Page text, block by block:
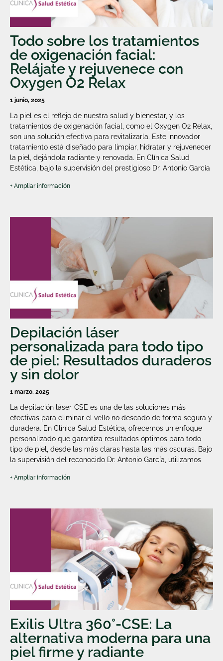
Todo sobre los tratamientos
de oxigenación facial:
Relájate y rejuvenece con
Oxygen O2 Relax
1 junio, 2025
La piel es el reflejo de nuestra salud y bienestar, y los
tratamientos de oxigenación facial, como el Oxygen O2 Relax,
son una solución efectiva para revitalizarla. Este innovador
tratamiento está diseñado para limpiar, hidratar y rejuvenecer
la piel, dejándola radiante y renovada. En Clínica Salud
Estética, bajo la supervisión del prestigioso Dr. Antonio García
+ Ampliar información
Depilación láser
personalizada para todo tipo
de piel: Resultados duraderos
y sin dolor
1 marzo, 2025
La depilación láser-CSE es una de las soluciones más
efectivas para eliminar el vello no deseado de forma segura y
duradera. En Clínica Salud Estética, ofrecemos un enfoque
personalizado que garantiza resultados óptimos para todo
tipo de piel, desde las más claras hasta las más oscuras. Bajo
la supervisión del reconocido Dr. Antonio García, utilizamos
+ Ampliar información
Exilis Ultra 360°-CSE: La
alternativa moderna para una
piel firme y radiante